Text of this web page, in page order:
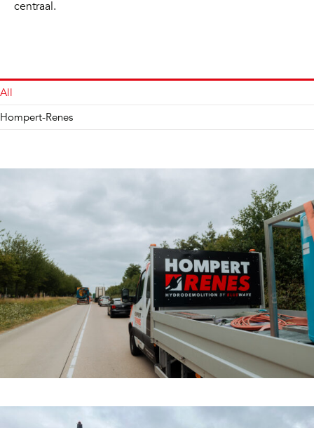
centraal.
All
Hompert-Renes